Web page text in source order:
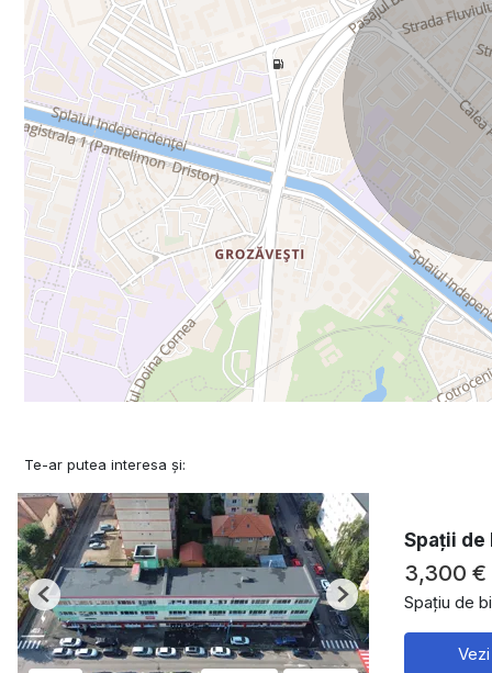
Te-ar putea interesa și:
Previous Next
Spații
3,300 €
Spațiu de